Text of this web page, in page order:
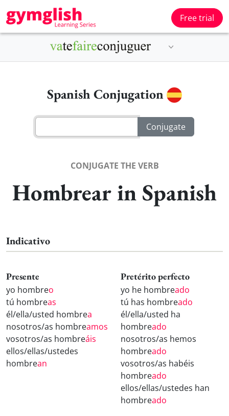
Free trial
Spanish Conjugation
CONJUGATE THE VERB
Hombrear in Spanish
Indicativo
Presente
yo hombreo
tú hombreas
él/ella/usted hombrea
nosotros/as hombreamos
vosotros/as hombreáis
ellos/ellas/ustedes
hombrean
Pretérito perfecto
yo he hombreado
tú has hombreado
él/ella/usted ha
hombreado
nosotros/as hemos
hombreado
vosotros/as habéis
hombreado
ellos/ellas/ustedes han
hombreado